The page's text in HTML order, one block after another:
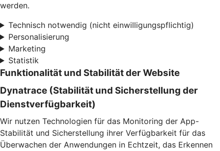
werden.
Technisch notwendig (nicht einwilligungspflichtig)
Personalisierung
Marketing
Statistik
Funktionalität und Stabilität der Website
Dynatrace (Stabilität und Sicherstellung der
Dienstverfügbarkeit)
Wir nutzen Technologien für das Monitoring der App-
Stabilität und Sicherstellung ihrer Verfügbarkeit für das
Überwachen der Anwendungen in Echtzeit, das Erkennen